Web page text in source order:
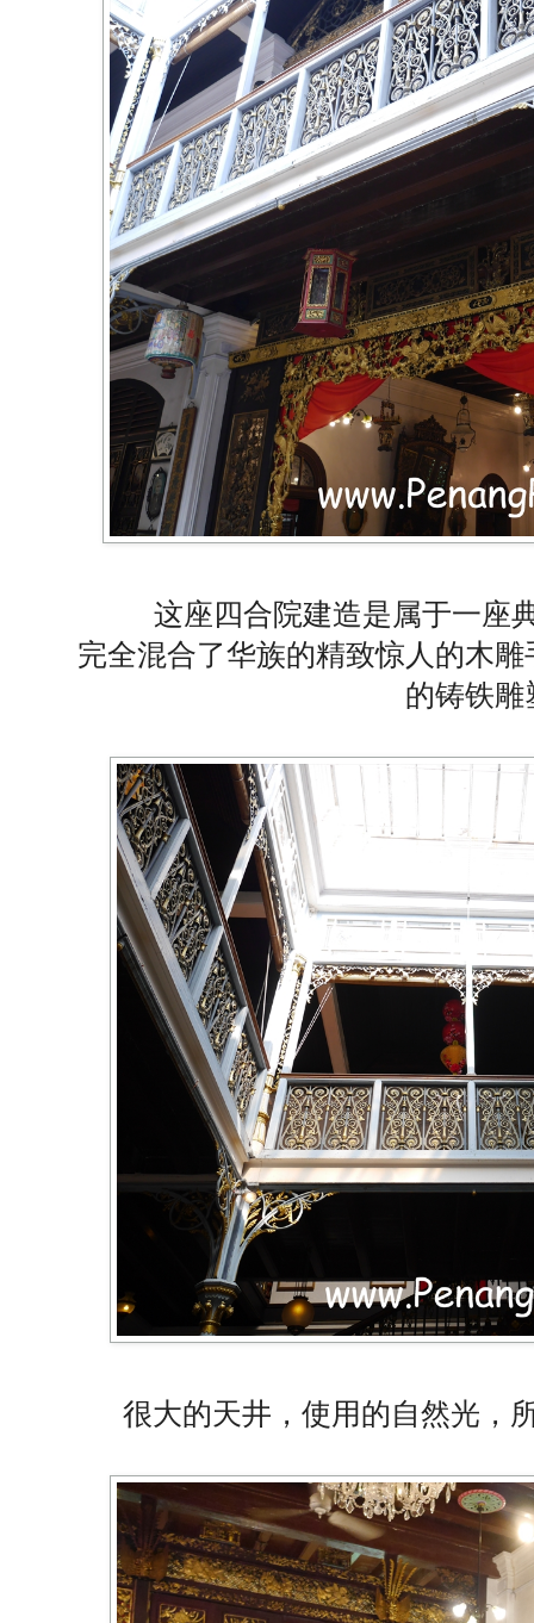
这座四合院建造是属于一座
完全混合了华族的精致惊人的木
的铸铁雕
很大的天井，使用的自然光，